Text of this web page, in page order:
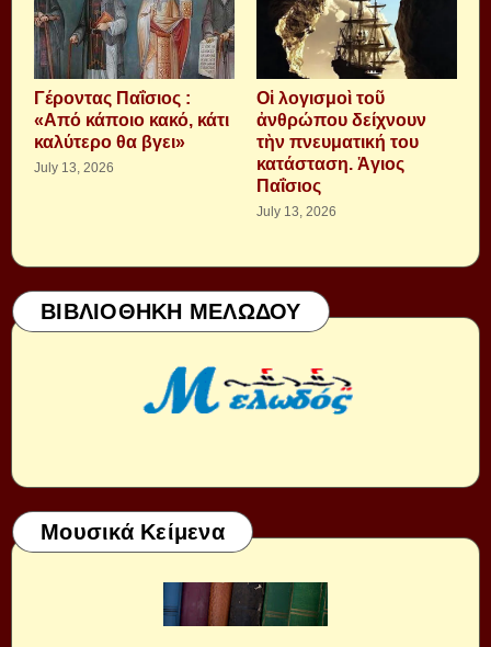
Γέροντας Παΐσιος :
«Από κάποιο κακό, κάτι
καλύτερο θα βγει»
July 13, 2026
Οἱ λογισμοὶ τοῦ
ἀνθρώπου δείχνουν
τὴν πνευματική του
κατάσταση. Ἁγιος
Παΐσιος
July 13, 2026
ΒΙΒΛΙΟΘΗΚΗ ΜΕΛΩΔΟΥ
Μουσικά Κείμενα